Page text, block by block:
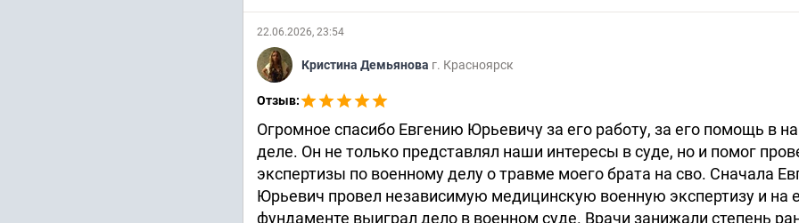
22.06.2026, 23:54
Кристина Демьянова г. Красноярск
Отзыв:
Огромное спасибо Евгению Юрьевичу за его работу, за его помощь в
деле. Он не только представлял наши интересы в суде, но и помог
экспертизы по военному делу о травме моего брата на сво. Сначала
Юрьевич провел независимую медицинскую военную экспертизу и на
фундаменте выиграл дело в военном суде. Врачи занижали степень